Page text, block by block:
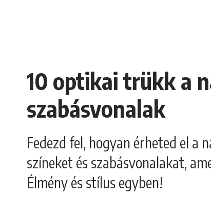
10 optikai trükk a
szabásvonalak
Fedezd fel, hogyan érheted el
színeket és szabásvonalakat,
Élmény és stílus egyben!